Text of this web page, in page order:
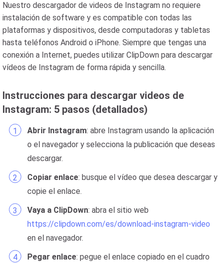
Nuestro descargador de videos de Instagram no requiere
instalación de software y es compatible con todas las
plataformas y dispositivos, desde computadoras y tabletas
hasta teléfonos Android o iPhone. Siempre que tengas una
conexión a Internet, puedes utilizar ClipDown para descargar
vídeos de Instagram de forma rápida y sencilla.
Instrucciones para descargar videos de
Instagram: 5 pasos (detallados)
Abrir Instagram: abre Instagram usando la aplicación
o el navegador y selecciona la publicación que deseas
descargar.
Copiar enlace: busque el vídeo que desea descargar y
copie el enlace.
Vaya a ClipDown: abra el sitio web
https://clipdown.com/es/download-instagram-video
en el navegador.
Pegar enlace: pegue el enlace copiado en el cuadro